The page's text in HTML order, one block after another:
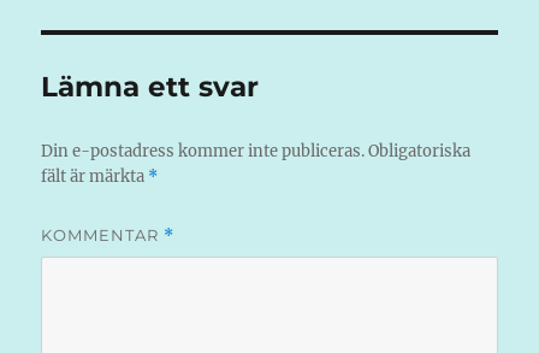
Lämna ett svar
Din e-postadress kommer inte publiceras. Obligatoriska
fält är märkta *
KOMMENTAR *